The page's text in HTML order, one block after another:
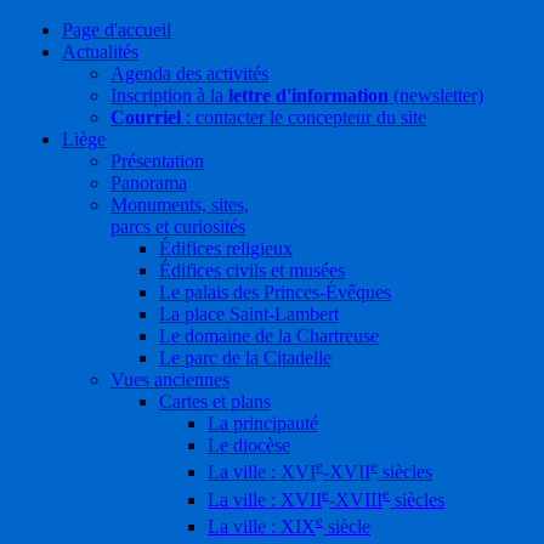
Page d'accueil
Actualités
Agenda des activités
Inscription à la lettre d'information (newsletter)
Courriel : contacter le concepteur du site
Liège
Présentation
Panorama
Monuments, sites,
parcs et curiosités
Édifices religieux
Édifices civils et musées
Le palais des Princes-Évêques
La place Saint-Lambert
Le domaine de la Chartreuse
Le parc de la Citadelle
Vues anciennes
Cartes et plans
La principauté
Le diocèse
La ville : XVIe-XVIIe siècles
La ville : XVIIe-XVIIIe siècles
La ville : XIXe siècle